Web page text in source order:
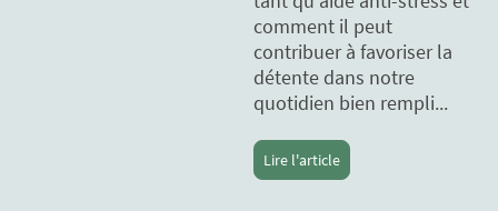
comment il peut
contribuer à favoriser la
détente dans notre
quotidien bien rempli...
Lire l'article